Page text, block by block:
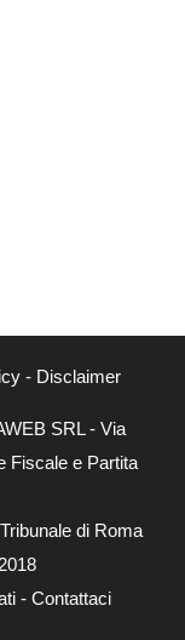
- Disclaimer
SRL - Via
Fiscale e Partita
di Roma
- Contattaci